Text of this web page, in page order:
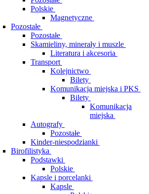
Polskie
Magnetyczne
Pozostałe
Pozostałe
Skamieliny, minerały i muszle
Literatura i akcesoria
Transport
Kolejnictwo
Bilety
Komunikacja miejska i PKS
Bilety
Komunikacja
miejska
Autografy
Pozostałe
Kinder-niespodzianki
Birofilistyka
Podstawki
Polskie
Kapsle i porcelanki
Kapsle